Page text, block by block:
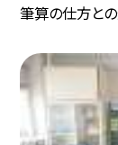
筆算の仕方と